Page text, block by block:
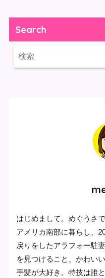
Search
はじめまして。めぐうさ
アメリカ南部に暮らし、
戻りをしたアラフォー駐
を見つけること、かわい
手髪が大好き。特技は誰